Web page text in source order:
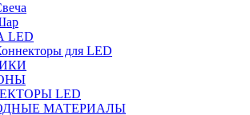
LED
для LED
LED
МАТЕРИАЛЫ